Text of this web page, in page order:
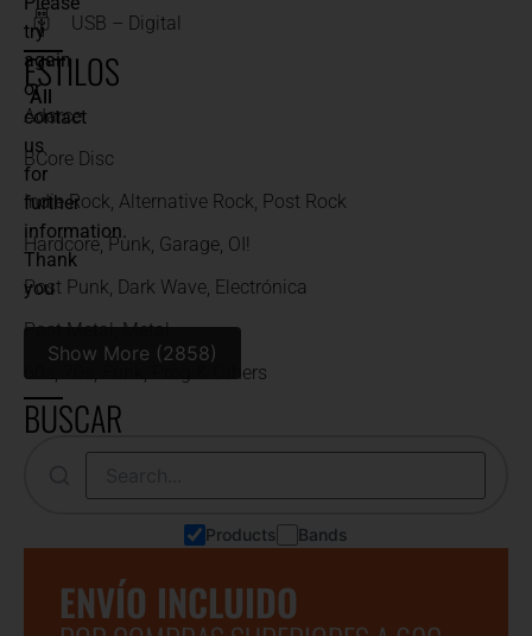
USB – Digital
ESTILOS
All
Adarce
BCore Disc
Indie Rock, Alternative Rock, Post Rock
Hardcore, Punk, Garage, OI!
Post Punk, Dark Wave, Electrónica
Post Metal, Metal
60s, 70s, Funk, Prog & Others
BUSCAR
Products Bands
ENVÍO INCLUIDO
try
again
or
contact
us
for
further
information.
Thank
you
Show More (2858)